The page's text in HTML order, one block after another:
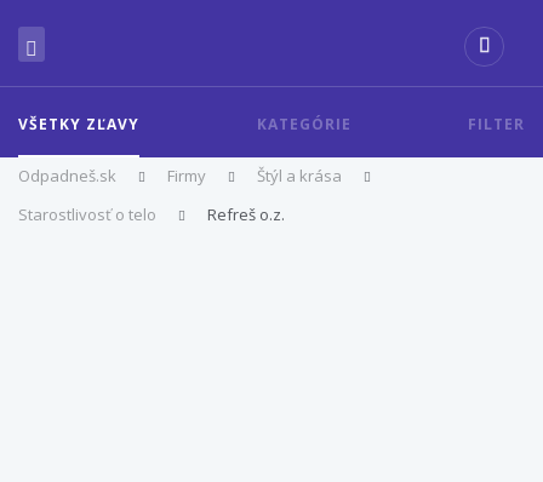
VŠETKY ZĽAVY KATEGÓRIE FILTER
Odpadneš.sk Firmy
Štýl a krása
Starostlivosť o telo
Refreš o.z.